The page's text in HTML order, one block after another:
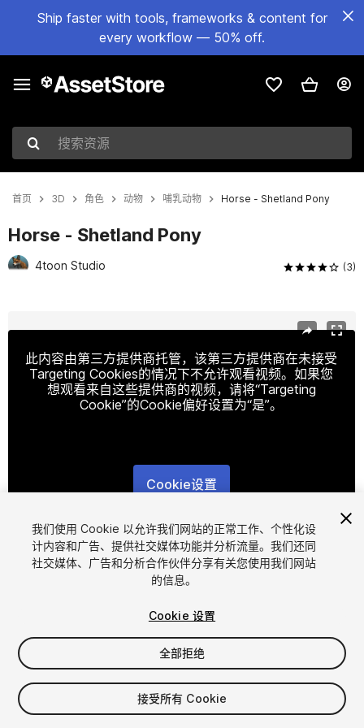
Ship faster with tools, frameworks & content for
every workflow — 50% off.
搜索资源
首页 3D 角色 动物 哺乳动物 Horse - Shetland Pony
Horse - Shetland Pony
4toon Studio (3)
此内容由第三方提供商托管，该第三方提供商在未接受
Targeting Cookies的情况下不允许观看视频。如果您
想观看来自这些提供商的视频，请将“Targeting
Cookie”的Cookie偏好设置为“是”。
Cookie设置
1/4
$10
增值税将在结算时计算
我们使用 Cookie 以允许我们网站的正常工作、个性化设
计内容和广告、提供社交媒体功能并分析流量。我们还同
社交媒体、广告和分析合作伙伴分享有关您使用我们网站
的信息。
Cookie 设置
全部拒绝
接受所有 Cookie